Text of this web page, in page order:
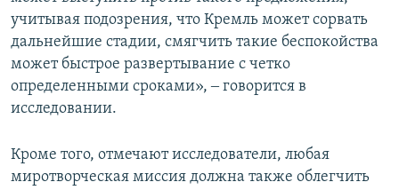
учитывая подозрения, что Кремль может сорвать
дальнейшие стадии, смягчить такие беспокойства
может быстрое развертывание с четко
определенными сроками», ‒ говорится в
исследовании.
Кроме того, отмечают исследователи, любая
миротворческая миссия должна также облегчить